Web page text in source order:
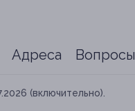
Адреса Вопросы
(включительно).